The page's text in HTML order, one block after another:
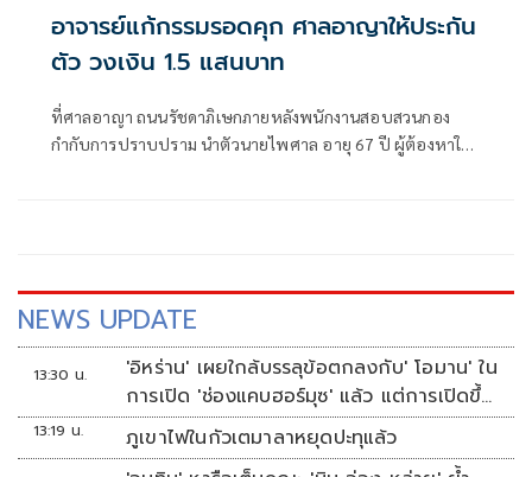
อาจารย์แก้กรรมรอดคุก ศาลอาญาให้ประกัน
ตัว วงเงิน 1.5 แสนบาท
ที่ศาลอาญา ถนนรัชดาภิเษกภายหลังพนักงานสอบสวนกอง
กำกับการปราบปราม นำตัวนายไพศาล อายุ 67 ปี ผู้ต้องหาใน
NEWS UPDATE
13:30 น.
'อิหร่าน' เผยใกล้บรรลุข้อตกลงกับ' โอมาน' ใน
การเปิด 'ช่องแคบฮอร์มุซ' แล้ว แต่การเปิดขึ้น
อยู่กับสหรัฐฯ
13:19 น. ภูเขาไฟในกัวเตมาลาหยุดปะทุแล้ว